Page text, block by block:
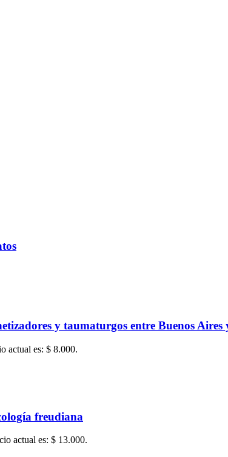
y taumaturgos entre Buenos
actual es: $ 8.000.
freudiana
actual es: $ 13.000.